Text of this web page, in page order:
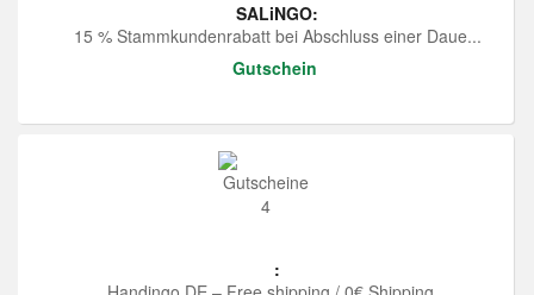
SALiNGO:
15 % Stammkundenrabatt bei Abschluss einer Daue...
Gutschein
: